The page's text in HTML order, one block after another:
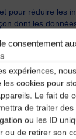
consentement
expériences,
les cookies pour
Le fait de
de traiter
ou les ID
ou de retirer son
pour réduire les
dont les